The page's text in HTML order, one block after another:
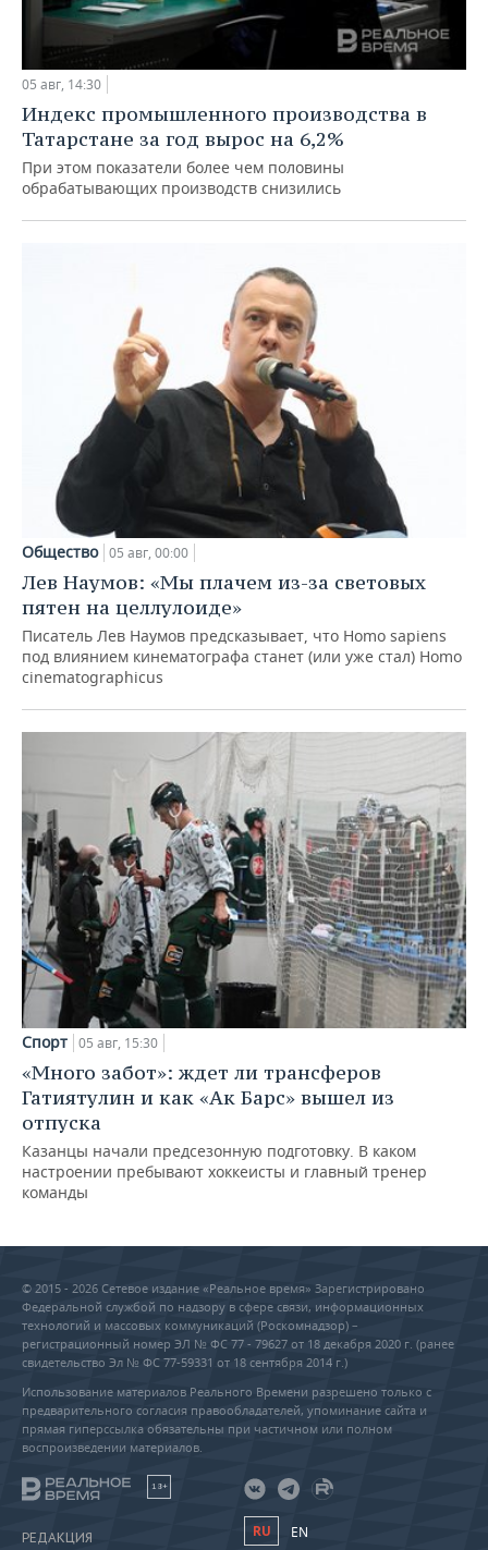
05 авг, 14:30
Индекс промышленного производства в
Татарстане за год вырос на 6,2%
При этом показатели более чем половины
обрабатывающих производств снизились
Общество 05 авг, 00:00
Лев Наумов: «Мы плачем из-за световых
пятен на целлулоиде»
Писатель Лев Наумов предсказывает, что Homo sapiens
под влиянием кинематографа станет (или уже стал) Homo
cinematographicus
Спорт 05 авг, 15:30
«Много забот»: ждет ли трансферов
Гатиятулин и как «Ак Барс» вышел из
отпуска
Казанцы начали предсезонную подготовку. В каком
настроении пребывают хоккеисты и главный тренер
команды
© 2015 - 2026 Сетевое издание «Реальное время» Зарегистрировано
Федеральной службой по надзору в сфере связи, информационных
технологий и массовых коммуникаций (Роскомнадзор) –
регистрационный номер ЭЛ № ФС 77 - 79627 от 18 декабря 2020 г. (ранее
свидетельство Эл № ФС 77-59331 от 18 сентября 2014 г.)
Использование материалов Реального Времени разрешено только с
предварительного согласия правообладателей, упоминание сайта и
прямая гиперссылка обязательны при частичном или полном
воспроизведении материалов.
18+
РЕДАКЦИЯ RU EN